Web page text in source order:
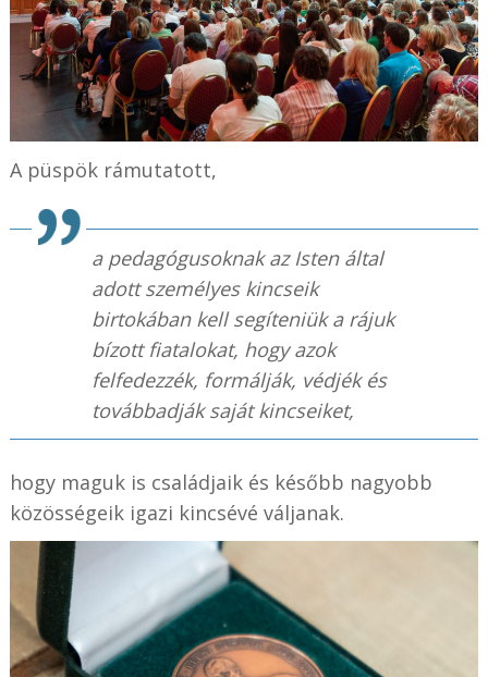
A püspök rámutatott,
a pedagógusoknak az Isten által
adott személyes kincseik
birtokában kell segíteniük a rájuk
bízott fiatalokat, hogy azok
felfedezzék, formálják, védjék és
továbbadják saját kincseiket,
hogy maguk is családjaik és később nagyobb
közösségeik igazi kincsévé váljanak.